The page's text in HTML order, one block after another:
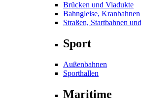
Brücken und Viadukte
Bahngleise, Kranbahnen
Straßen, Startbahnen
Sport
Außenbahnen
Sporthallen
Maritime